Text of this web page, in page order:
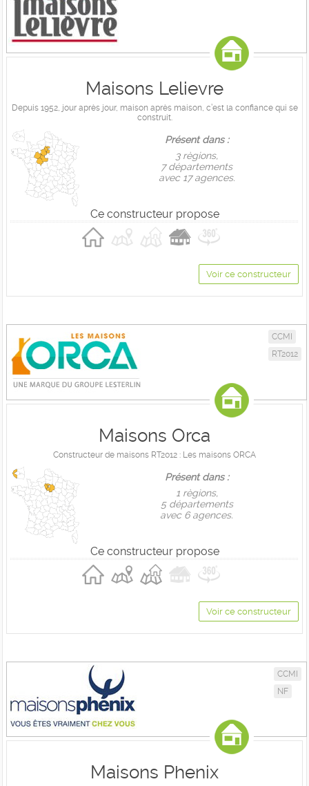
Maisons Lelievre
Depuis 1952, jour après jour, maison après maison, c’est la confiance qui se
construit.
Présent dans :
3 règions,
7 départements
avec 17 agences.
Ce constructeur propose
Voir ce constructeur
CCMI
RT2012
Maisons Orca
Constructeur de maisons RT2012 : Les maisons ORCA
Présent dans :
1 règions,
5 départements
avec 6 agences.
Ce constructeur propose
Voir ce constructeur
CCMI
NF
Maisons Phenix